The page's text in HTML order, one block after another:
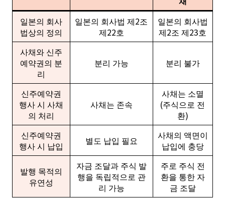
일본의 회사
법상의 정의
일본의 회사법 제2조
제22호
일본의 회사법
제2조 제23호
사채와 신주
예약권의 분
리
분리 가능 분리 불가
신주예약권
행사 시 사채
의 처리
사채는 존속
사채는 소멸
(주식으로 전
환)
신주예약권
행사 시 납입
별도 납입 필요
사채의 액면이
납입에 충당
발행 목적의
유연성
자금 조달과 주식 발
행을 독립적으로 관
리 가능
주로 주식 전
환을 통한 자
금 조달